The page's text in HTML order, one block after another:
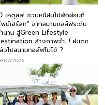
เหตุผล! ชวนหนีฝนไปพักผ่อนที่
พน์เฮิร์สท” จากสนามกอล์ฟระดับ
นาน สู่Green Lifestyle
ล้างภาพจำ…! ฝนตก
วไปสนามกอล์ฟไม่ได้ ?
07/2026